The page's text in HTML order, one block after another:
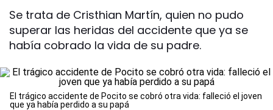
Se trata de Cristhian Martín, quien no pudo
superar las heridas del accidente que ya se
había cobrado la vida de su padre.
El trágico accidente de Pocito se cobró otra vida: falleció el joven
que ya había perdido a su papá